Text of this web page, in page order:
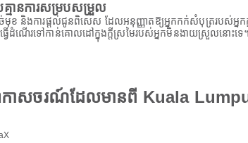
មានការសម្របសម្រួល
ច់មុខ និងការផ្តល់ជូនពិសេស ដែលអនុញ្ញាតឱ្យអ្នកកក់សំបុត្ររបស់
វើដំណើរទៅកាន់គោលដៅក្នុងក្តីស្រមៃរបស់អ្នកមិនងាយស្រួលនោ
កាសចរណ៍ដែលមានពី Kuala